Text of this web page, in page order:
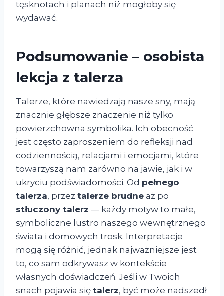
tęsknotach i planach niż mogłoby się
wydawać.
Podsumowanie – osobista
lekcja z talerza
Talerze, które nawiedzają nasze sny, mają
znacznie głębsze znaczenie niż tylko
powierzchowna symbolika. Ich obecność
jest często zaproszeniem do refleksji nad
codziennością, relacjami i emocjami, które
towarzyszą nam zarówno na jawie, jak i w
ukryciu podświadomości. Od pełnego
talerza, przez talerze brudne aż po
stłuczony talerz — każdy motyw to małe,
symboliczne lustro naszego wewnętrznego
świata i domowych trosk. Interpretacje
mogą się różnić, jednak najważniejsze jest
to, co sam odkrywasz w kontekście
własnych doświadczeń. Jeśli w Twoich
snach pojawia się talerz, być może nadszedł